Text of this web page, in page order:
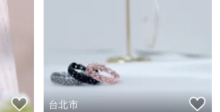
台北市